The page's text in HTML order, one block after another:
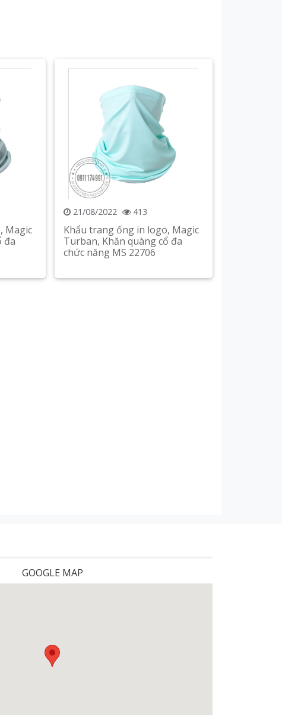
Magic
đa
21/08/2022 413
Khẩu trang ống in logo, Magic
Turban, Khăn quàng cổ đa
chức năng MS 22706
Xem chi tiết
GOOGLE MAP